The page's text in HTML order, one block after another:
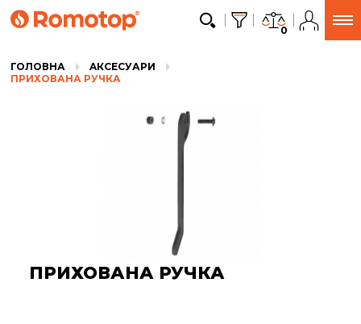
0
ГОЛОВНА
AКСЕСУАРИ
ПРИХОВАНА РУЧКА
ПРИХОВАНА РУЧКА